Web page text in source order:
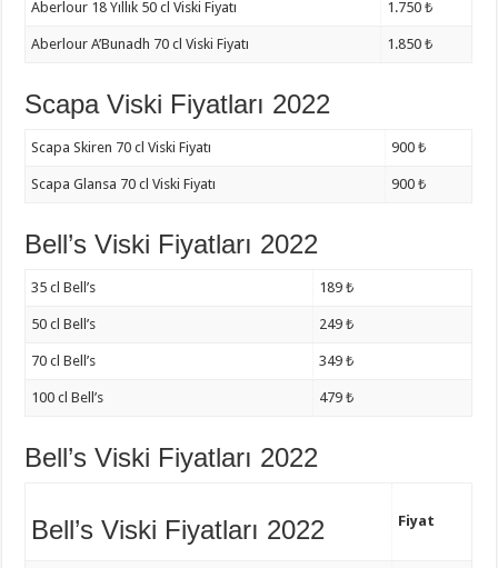
Aberlour 18 Yıllık 50 cl Viski Fiyatı 1.750 ₺
Aberlour A’Bunadh 70 cl Viski Fiyatı 1.850 ₺
Scapa Viski Fiyatları 2022
Scapa Skiren 70 cl Viski Fiyatı 900 ₺
Scapa Glansa 70 cl Viski Fiyatı 900 ₺
Bell’s Viski Fiyatları 2022
35 cl Bell’s 189 ₺
50 cl Bell’s 249 ₺
70 cl Bell’s 349 ₺
100 cl Bell’s 479 ₺
Bell’s Viski Fiyatları 2022
Bell’s Viski Fiyatları 2022 Fiyat